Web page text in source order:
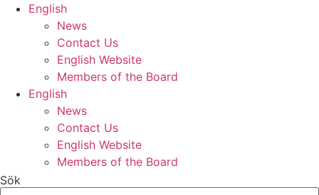
HoppaEnglish
News
Contact Us
English Website
Members of the Board
English
News
Contact Us
English Website
Members of the Board
Sök